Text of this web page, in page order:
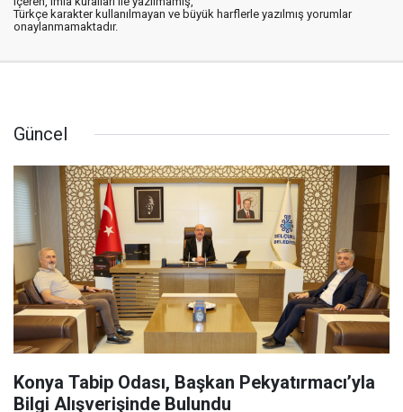
Türkçe karakter kullanılmayan ve büyük harflerle yazılmış yorumlar
onaylanmamaktadır.
Güncel
Konya Tabip Odası, Başkan Pekyatırmacı’yla
Bilgi Alışverişinde Bulundu